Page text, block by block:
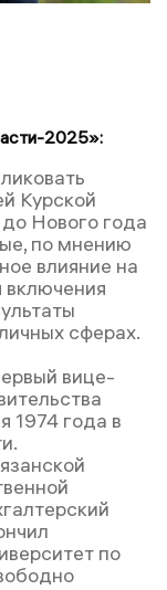
2025»:
Курской
Нового года
по мнению
влияние на
включения
сферах.
вице-
1974 года в
по